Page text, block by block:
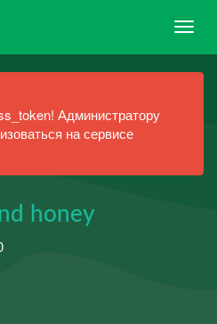
Администратору
на сервисе
honey